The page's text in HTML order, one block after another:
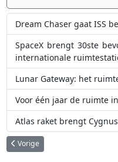
Dream Chaser gaat ISS
SpaceX brengt 30ste
internationale
Lunar Gateway: het
Voor één jaar de ruimte in
Atlas raket brengt
Vorig artikel: NASA kiest drie
Vorige